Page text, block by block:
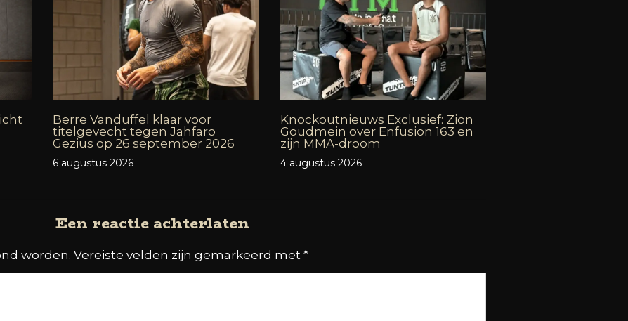
Berre Vanduffel klaar voor
titelgevecht tegen Jahfaro
Gezius op 26 september 2026
6 augustus 2026
Knockoutnieuws Exclusief: Zion
Goudmein over Enfusion 163 en
zijn MMA-droom
4 augustus 2026
Een reactie achterlaten
worden. Vereiste velden zijn gemarkeerd met *